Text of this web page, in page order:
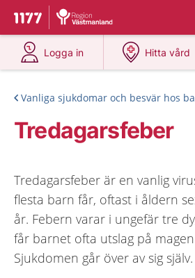
Till startsidan för 1177
Du har valt region
Logga in
på 1177.se
Hitta vård
på
Vanliga sjukdomar och besvär hos
Tredagarsfeber
Tredagarsfeber är en vanlig
flesta barn får, oftast i åldern
år. Febern varar i ungefär tre
får barnet ofta utslag på
Sjukdomen går över av sig själv.